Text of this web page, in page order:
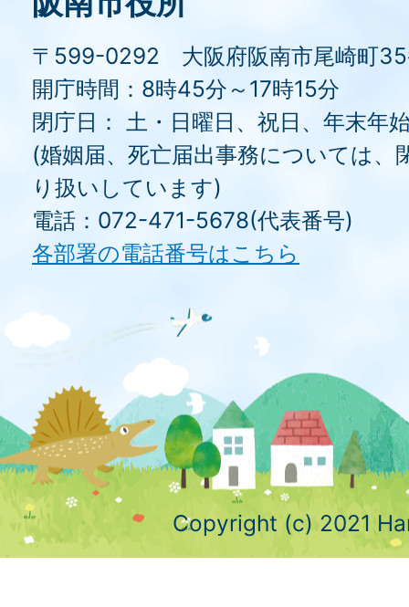
〒599-0292 大阪府阪南市尾崎町35
開庁時間：8時45分～17時15分
閉庁日： 土・日曜日、祝日、年末年
(婚姻届、死亡届出事務については、
り扱いしています)
電話：072-471-5678(代表番号)
各部署の電話番号はこちら
Copyright (c) 2021